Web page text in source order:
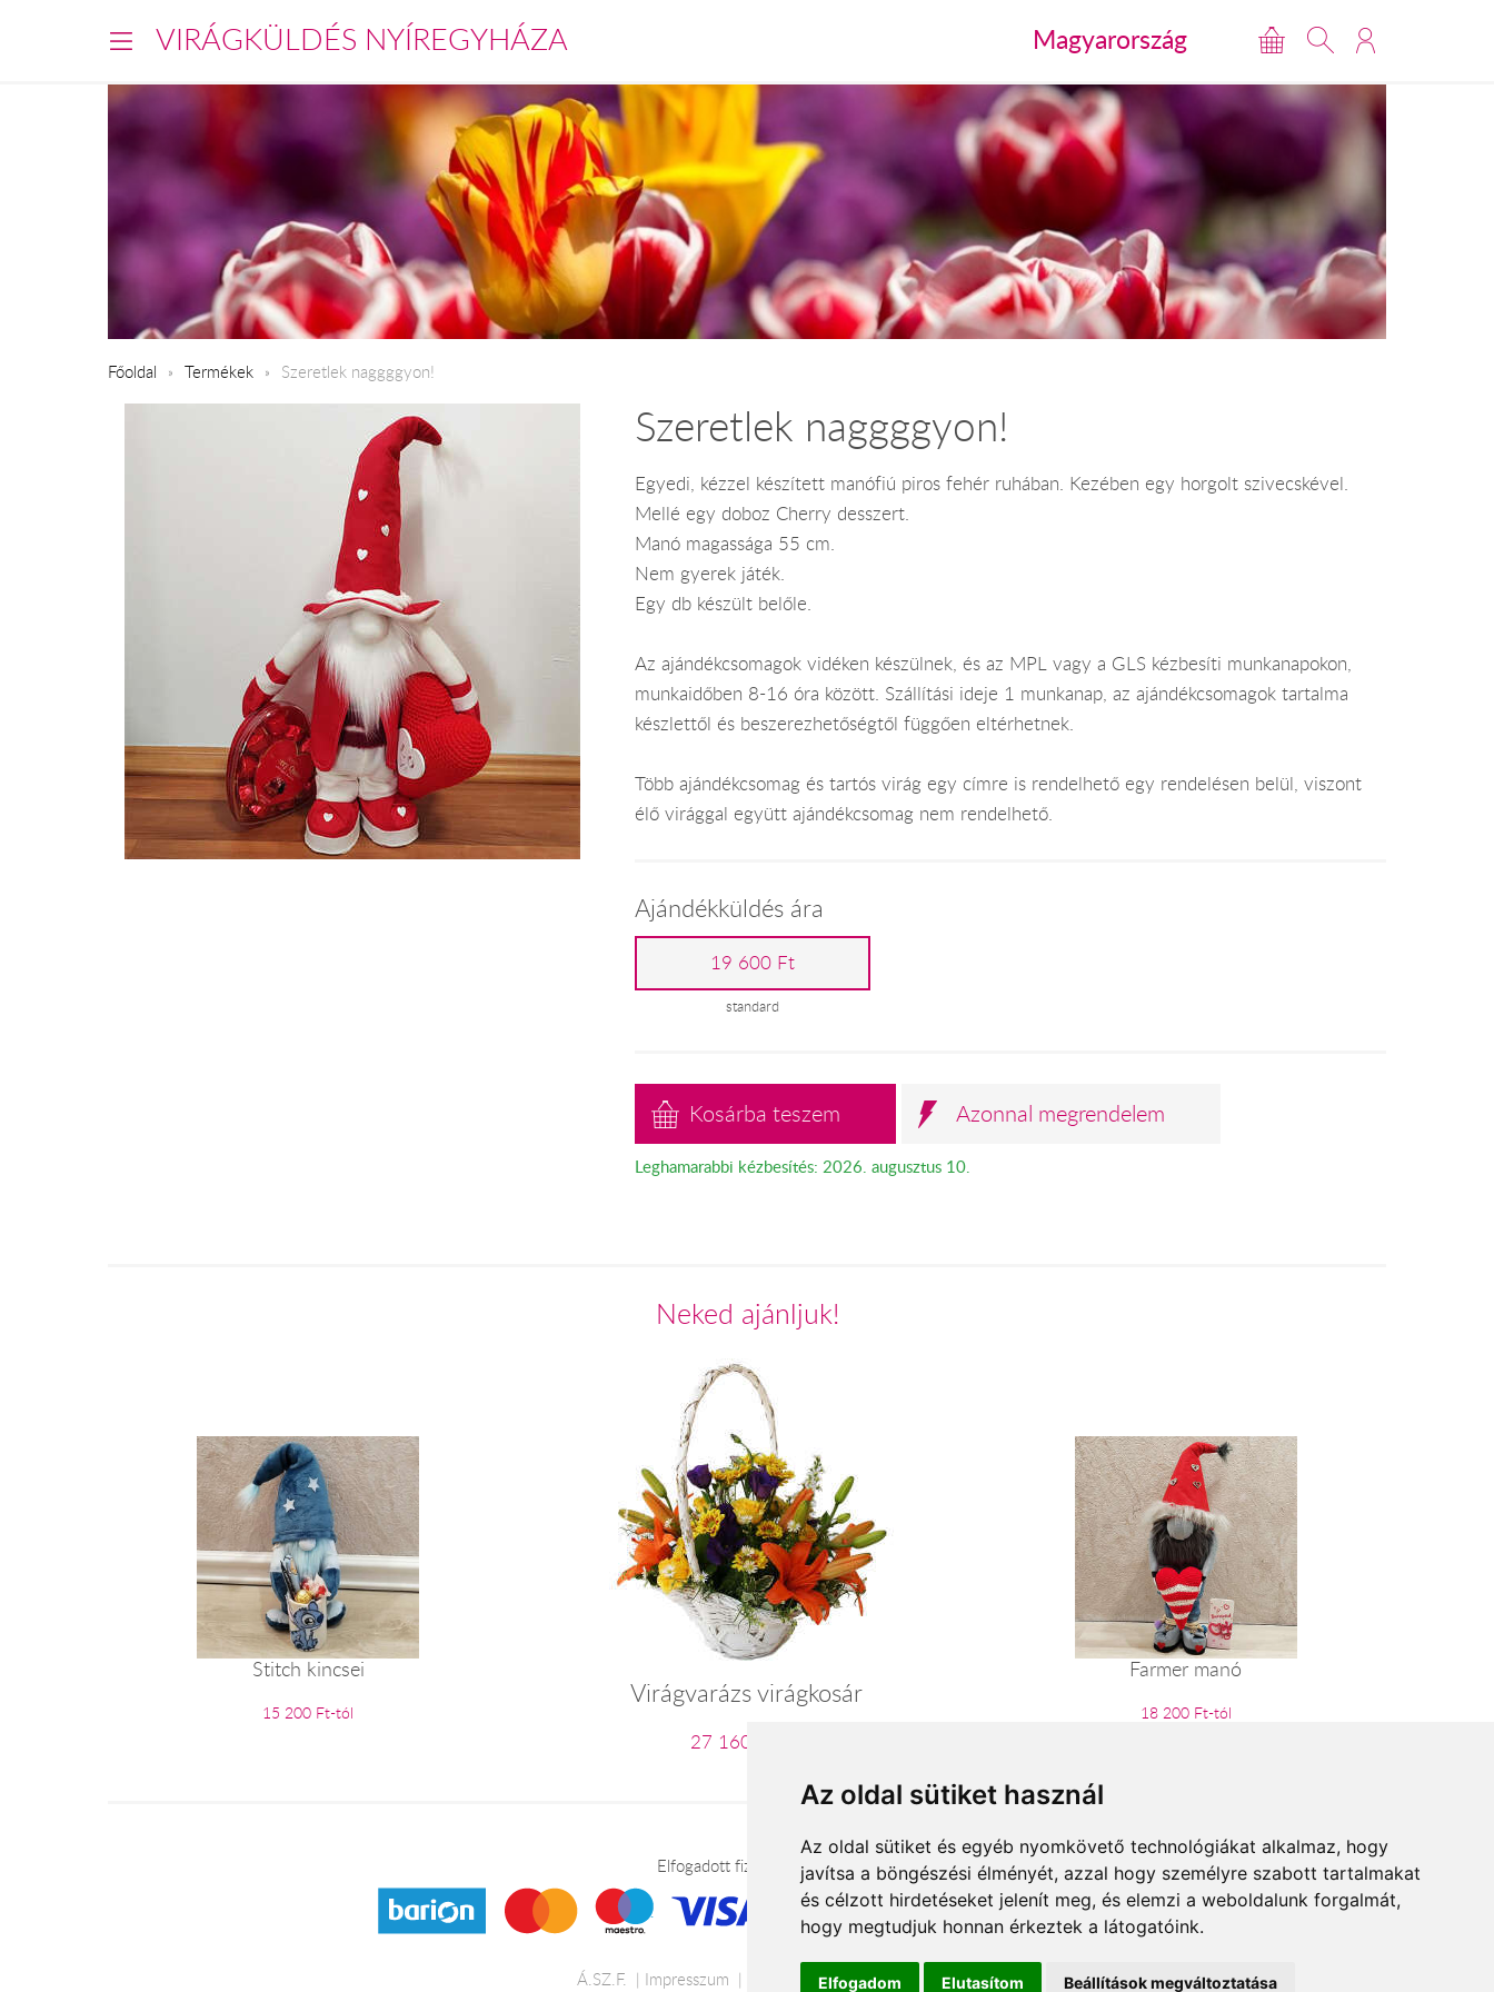
Az oldal sütiket használ
Az oldal sütiket és egyéb nyomkövető technológiákat alkalmaz, hogy
javítsa a böngészési élményét, azzal hogy személyre szabott tartalmakat
és célzott hirdetéseket jelenít meg, és elemzi a weboldalunk forgalmát,
hogy megtudjuk honnan érkeztek a látogatóink.
Elfogadom Elutasítom Beállítások megváltoztatása
VIRÁGKÜLDÉS NYÍREGYHÁZA Magyarország
Főoldal Termékek Szeretlek naggggyon!
Szeretlek naggggyon!
Egyedi, kézzel készített manófiú piros fehér ruhában. Kezében egy horgolt szivecskével.
Mellé egy doboz Cherry desszert.
Manó magassága 55 cm.
Nem gyerek játék.
Egy db készült belőle.
Az ajándékcsomagok vidéken készülnek, és az MPL vagy a GLS kézbesíti munkanapokon,
munkaidőben 8-16 óra között. Szállítási ideje 1 munkanap, az ajándékcsomagok tartalma
készlettől és beszerezhetőségtől függően eltérhetnek.
Több ajándékcsomag és tartós virág egy címre is rendelhető egy rendelésen belül, viszont
élő virággal együtt ajándékcsomag nem rendelhető.
Ajándékküldés ára
19 600 Ft
standard
Kosárba teszem Azonnal megrendelem
Leghamarabbi kézbesítés: 2026. augusztus 10.
Neked ajánljuk!
Stitch kincsei
15 200 Ft-tól
Virágvarázs virágkosár
27 160 Ft-tól
Farmer manó
18 200 Ft-tól
Elfogadott fizetési módok
Á.SZ.F. Impresszum Adatkezelési tájékoztató